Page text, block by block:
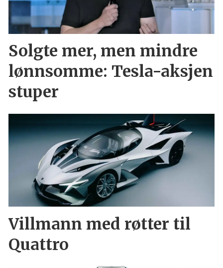
Solgte mer, men mindre
lønnsomme: Tesla-aksjen
stuper
Villmann med røtter til
Quattro